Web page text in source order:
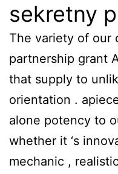
sekretny
The variety of our
partnership grant
that supply to
orientation .
alone potency to
whether it ‘s
mechanic ,